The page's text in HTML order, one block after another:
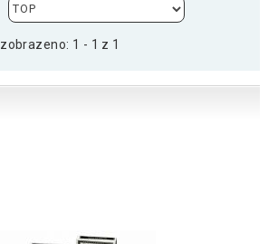
zobrazeno: 1 - 1 z 1